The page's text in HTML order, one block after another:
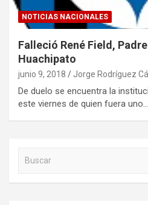
NOTICIAS NACIONALES
Falleció René Field,
Huachipato
junio 9, 2018 Jorge Rodríguez
De duelo se encuentra la
este viernes de quien fuera uno…